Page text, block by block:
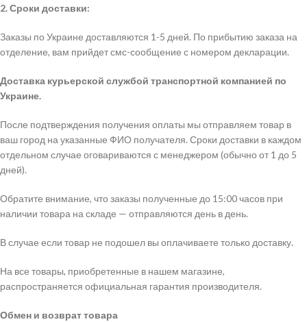
2. Сроки доставки:
Заказы по Украине доставляются 1-5 дней. По прибытию заказа на
отделение, вам прийдет смс-сообщение с номером декларации.
Доставка курьерской службой транспортной компанией по
Украине.
После подтверждения получения оплаты мы отправляем товар в
ваш город на указанные ФИО получателя. Сроки доставки в каждом
отдельном случае оговариваются с менеджером (обычно от 1 до 5
дней).
Обратите внимание, что заказы полученные до 15:00 часов при
наличии товара на складе — отправляются день в день.
В случае если товар не подошел вы оплачиваете только доставку.
На все товары, приобретенные в нашем магазине,
распространяется официальная гарантия производителя.
Обмен и возврат товара